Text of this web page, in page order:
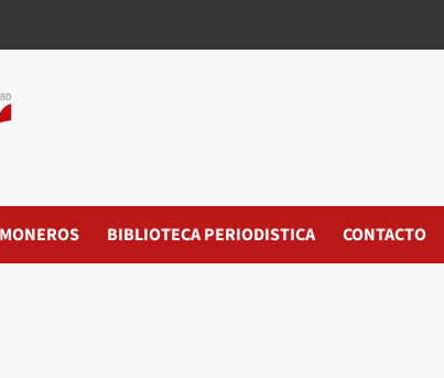
MONEROS BIBLIOTECA PERIODISTICA CONTACTO